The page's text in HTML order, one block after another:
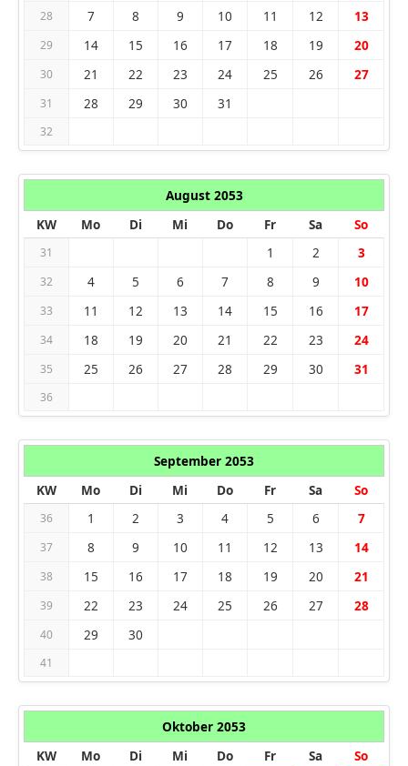
28 7 8 9 10 11 12 13
29 14 15 16 17 18 19 20
30 21 22 23 24 25 26 27
31 28 29 30 31
32
August 2053
KW
Mo Di Mi Do Fr Sa So
31 1 2 3
32 4 5 6 7 8 9 10
33 11 12 13 14 15 16 17
34 18 19 20 21 22 23 24
35 25 26 27 28 29 30 31
36
September 2053
KW
Mo Di Mi Do Fr Sa So
36 1 2 3 4 5 6 7
37 8 9 10 11 12 13 14
38 15 16 17 18 19 20 21
39 22 23 24 25 26 27 28
40 29 30
41
Oktober 2053
KW
Mo Di Mi Do Fr Sa So